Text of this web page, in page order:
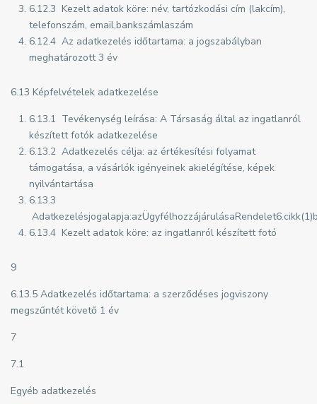
6.12.3 Kezelt adatok köre: név, tartózkodási cím (lakcím),
telefonszám, email,bankszámlaszám
6.12.4 Az adatkezelés időtartama: a jogszabályban
meghatározott 3 év
6.13 Képfelvételek adatkezelése
6.13.1 Tevékenység leírása: A Társaság által az ingatlanról
készített fotók adatkezelése
6.13.2 Adatkezelés célja: az értékesítési folyamat
támogatása, a vásárlók igényeinek akielégítése, képek
nyilvántartása
6.13.3
6.13.4 Kezelt adatok köre: az ingatlanról készített fotó
9
6.13.5 Adatkezelés időtartama: a szerződéses jogviszony
megszűntét követő 1 év
7
7.1
Egyéb adatkezelés